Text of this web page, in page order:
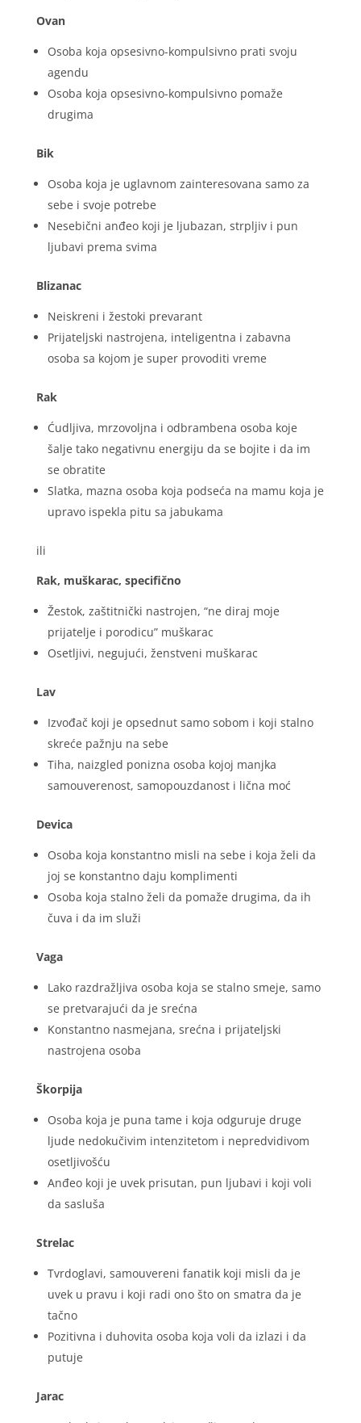
Ovan
Osoba koja opsesivno-kompulsivno prati svoju
agendu
Osoba koja opsesivno-kompulsivno pomaže
drugima
Bik
Osoba koja je uglavnom zainteresovana samo za
sebe i svoje potrebe
Nesebični anđeo koji je ljubazan, strpljiv i pun
ljubavi prema svima
Blizanac
Neiskreni i žestoki prevarant
Prijateljski nastrojena, inteligentna i zabavna
osoba sa kojom je super provoditi vreme
Rak
Ćudljiva, mrzovoljna i odbrambena osoba koje
šalje tako negativnu energiju da se bojite i da im
se obratite
Slatka, mazna osoba koja podseća na mamu koja je
upravo ispekla pitu sa jabukama
ili
Rak, muškarac, specifično
Žestok, zaštitnički nastrojen, “ne diraj moje
prijatelje i porodicu” muškarac
Osetljivi, negujući, ženstveni muškarac
Lav
Izvođač koji je opsednut samo sobom i koji stalno
skreće pažnju na sebe
Tiha, naizgled ponizna osoba kojoj manjka
samouverenost, samopouzdanost i lična moć
Devica
Osoba koja konstantno misli na sebe i koja želi da
joj se konstantno daju komplimenti
Osoba koja stalno želi da pomaže drugima, da ih
čuva i da im služi
Vaga
Lako razdražljiva osoba koja se stalno smeje, samo
se pretvarajući da je srećna
Konstantno nasmejana, srećna i prijateljski
nastrojena osoba
Škorpija
Osoba koja je puna tame i koja odguruje druge
ljude nedokučivim intenzitetom i nepredvidivom
osetljivošću
Anđeo koji je uvek prisutan, pun ljubavi i koji voli
da sasluša
Strelac
Tvrdoglavi, samouvereni fanatik koji misli da je
uvek u pravu i koji radi ono što on smatra da je
tačno
Pozitivna i duhovita osoba koja voli da izlazi i da
putuje
Jarac